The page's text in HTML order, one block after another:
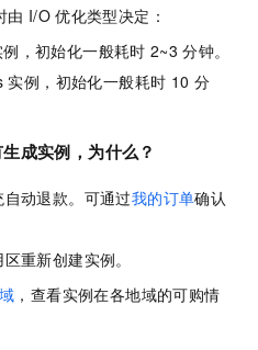
由 I/O 优化类型决定：
例，初始化一般耗时 2~3 分钟。
实例，初始化一般耗时 10 分
成实例，为什么？
动退款。可通过我的订单确认
重新创建实例。
，查看实例在各地域的可购情